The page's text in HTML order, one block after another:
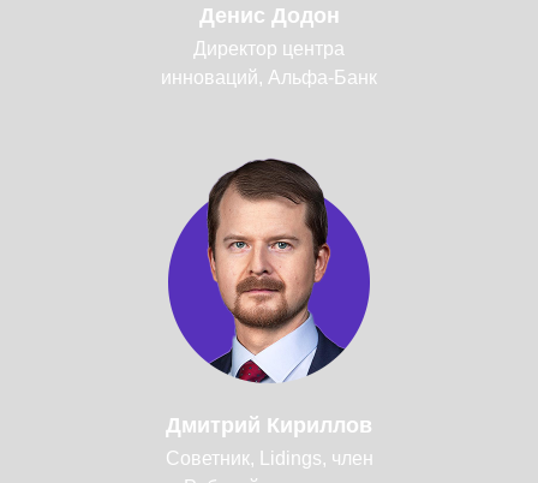
Денис Додон
Директор центра
инноваций, Альфа-Банк
Дмитрий Кириллов
Советник, Lidings, член